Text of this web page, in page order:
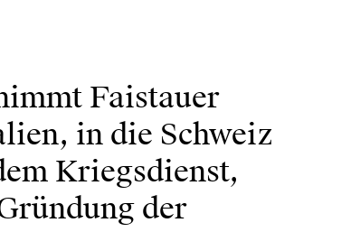
Faistauer
in die Schweiz
Kriegsdienst,
der